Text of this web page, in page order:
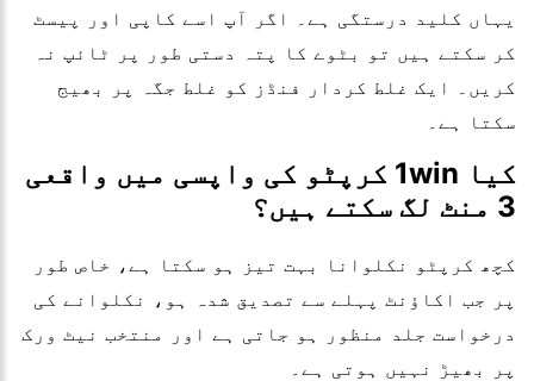
یہاں کلید درستگی ہے۔ اگر آپ اسے کاپی اور پیسٹ
کر سکتے ہیں تو بٹوے کا پتہ دستی طور پر ٹائپ نہ
کریں۔ ایک غلط کردار فنڈز کو غلط جگہ پر بھیج
سکتا ہے۔
کیا 1win کرپٹو کی واپسی میں واقعی
3 منٹ لگ سکتے ہیں؟
کچھ کرپٹو نکلوانا بہت تیز ہو سکتا ہے، خاص طور
پر جب اکاؤنٹ پہلے سے تصدیق شدہ ہو، نکلوانے کی
درخواست جلد منظور ہو جاتی ہے اور منتخب نیٹ ورک
پر بھیڑ نہیں ہوتی ہے۔